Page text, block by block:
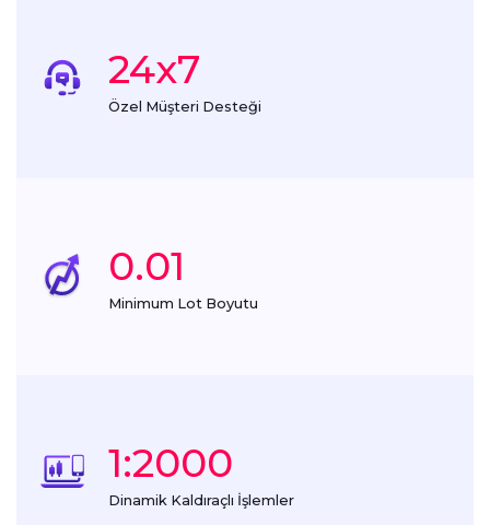
24x7
Özel Müşteri Desteği
0.01
Minimum Lot Boyutu
1:2000
Dinamik Kaldıraçlı İşlemler